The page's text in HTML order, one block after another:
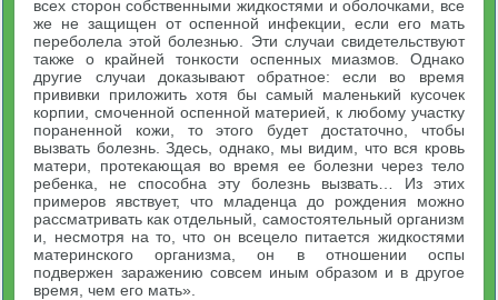
всех сторон собственными жидкостями и оболочками, все
же не защищен от оспенной инфекции, если его мать
переболела этой болезнью. Эти случаи свидетельствуют
также о крайней тонкости оспенных миазмов. Однако
другие случаи доказывают обратное: если во время
прививки приложить хотя бы самый маленький кусочек
корпии, смоченной оспенной материей, к любому участку
пораненной кожи, то этого будет достаточно, чтобы
вызвать болезнь. Здесь, однако, мы видим, что вся кровь
матери, протекающая во время ее болезни через тело
ребенка, не способна эту болезнь вызвать… Из этих
примеров явствует, что младенца до рождения можно
рассматривать как отдельный, самостоятельный организм
и, несмотря на то, что он всецело питается жидкостями
материнского организма, он в отношении оспы
подвержен заражению совсем иным образом и в другое
время, чем его мать».